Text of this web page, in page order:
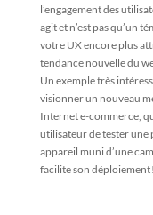
l’engagement des
agit et n’est pas qu’un
votre UX encore plus
tendance nouvelle du
Un exemple très
visionner un nouveau
Internet e-commerce,
utilisateur de tester une
appareil muni d’une
facilite son déploiement !